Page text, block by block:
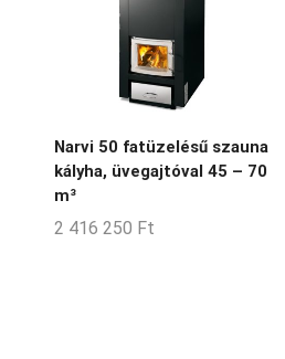
Narvi 50 fatüzelésű szauna
kályha, üvegajtóval 45 – 70
m³
2 416 250 Ft